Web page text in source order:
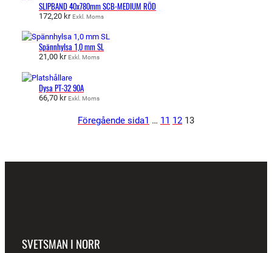
SLIPBAND 40x780mm SCB-MEDIUM RÖD
172,20 kr Exkl. Moms
Spännhylsa 1,0 mm SL
21,00 kr Exkl. Moms
Dysa PT-32 90A
66,70 kr Exkl. Moms
Föregående sida1 … 11 12 13
SVETSMAN I NORR